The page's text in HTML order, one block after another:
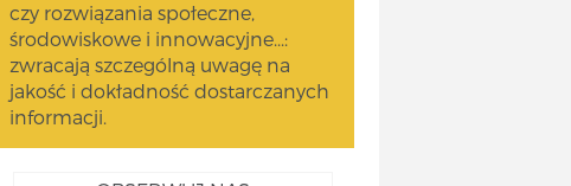
czy rozwiązania społeczne,
środowiskowe i innowacyjne...:
zwracają szczególną uwagę na
jakość i dokładność dostarczanych
informacji.